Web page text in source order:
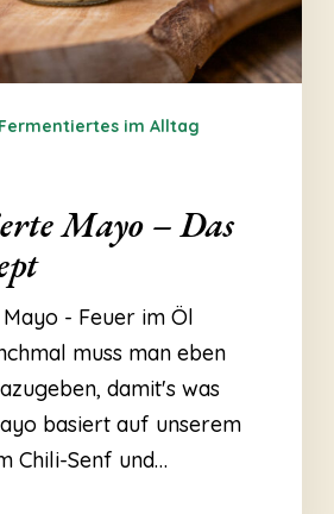
Fermentiertes im Alltag
Mayo – Das
- Feuer im Öl
muss man eben
damit's was
basiert auf unserem
Chili-Senf und…